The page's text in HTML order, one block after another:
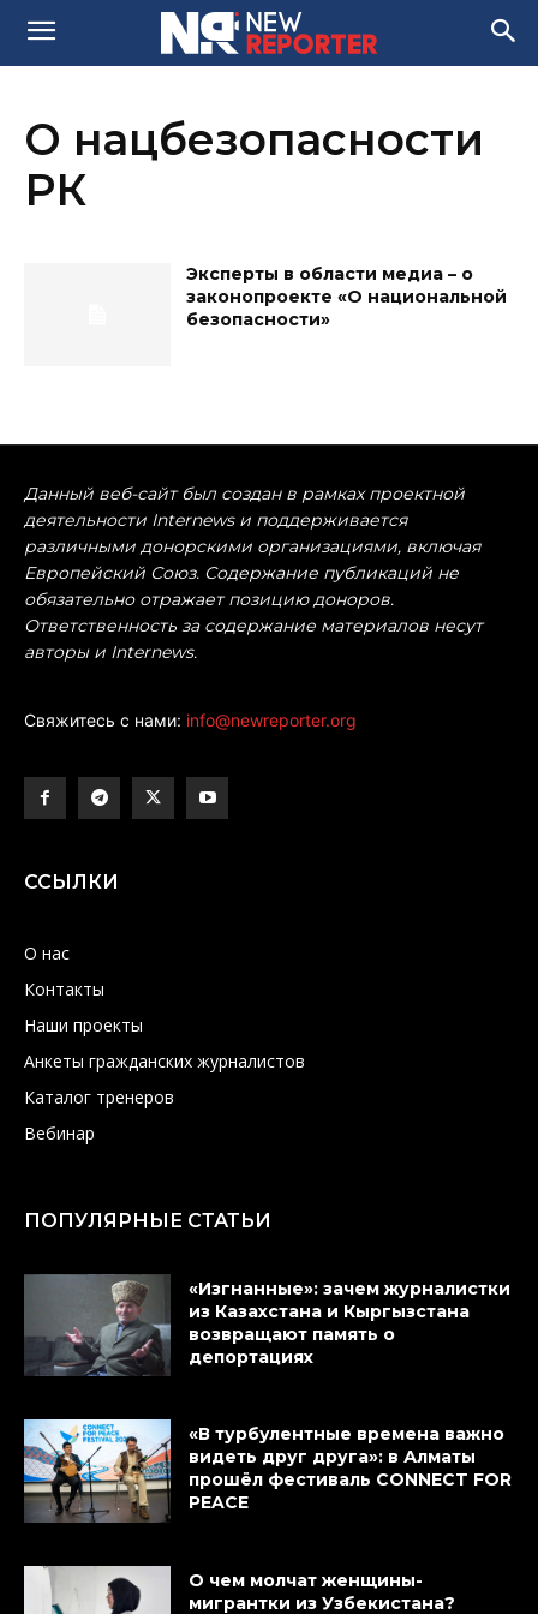
О нацбезопасности
РК
Эксперты в области медиа – о
законопроекте «О национальной
безопасности»
Данный веб-сайт был создан в рамках проектной
деятельности Internews и поддерживается
различными донорскими организациями, включая
Европейский Союз. Содержание публикаций не
обязательно отражает позицию доноров.
Ответственность за содержание материалов несут
авторы и Internews.
Свяжитесь с нами: info@newreporter.org
ССЫЛКИ
О нас
Контакты
Наши проекты
Анкеты гражданских журналистов
Каталог тренеров
Вебинар
ПОПУЛЯРНЫЕ СТАТЬИ
«Изгнанные»: зачем журналистки
из Казахстана и Кыргызстана
возвращают память о
депортациях
«В турбулентные времена важно
видеть друг друга»: в Алматы
прошёл фестиваль CONNECT FOR
PEACE
О чем молчат женщины-
мигрантки из Узбекистана?